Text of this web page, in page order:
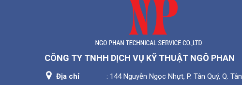
CÔNG TY TNHH DỊCH VỤ KỸ THUẬT NGÔ PHAN
Địa chỉ
: 144 Nguyễn Ngọc Nhựt, P. Tân Quý, Q. Tân